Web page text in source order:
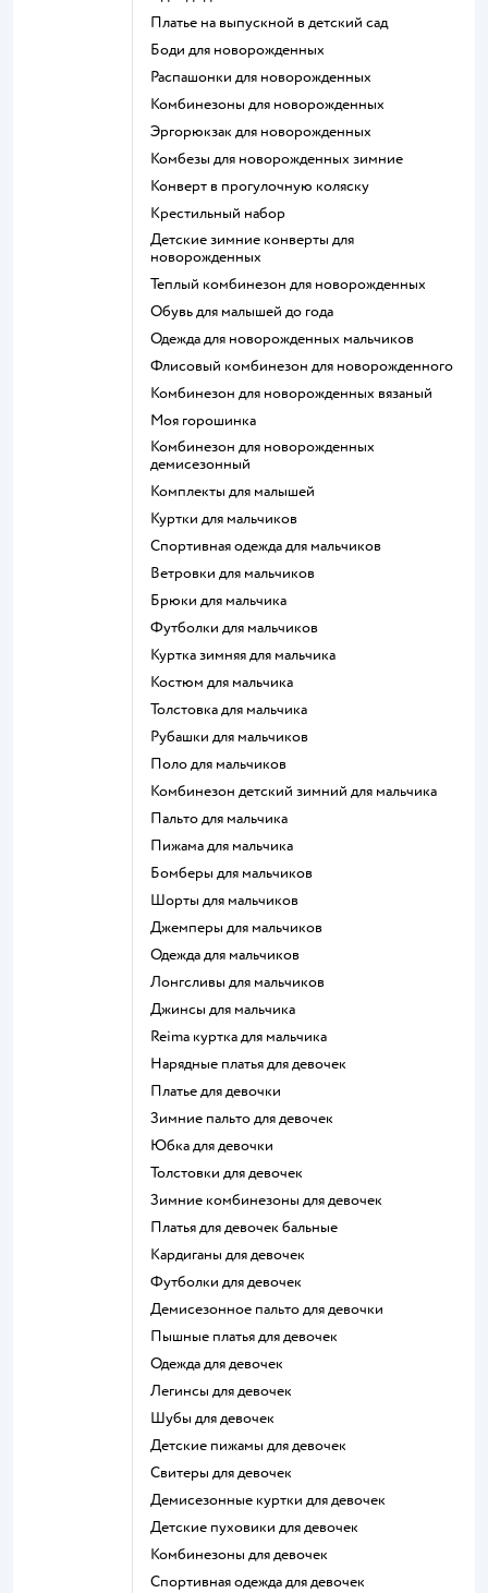
Платье на выпускной в детский сад
Боди для новорожденных
Распашонки для новорожденных
Комбинезоны для новорожденных
Эргорюкзак для новорожденных
Комбезы для новорожденных зимние
Конверт в прогулочную коляску
Крестильный набор
Детские зимние конверты для
новорожденных
Теплый комбинезон для новорожденных
Обувь для малышей до года
Одежда для новорожденных мальчиков
Флисовый комбинезон для новорожденного
Комбинезон для новорожденных вязаный
Моя горошинка
Комбинезон для новорожденных
демисезонный
Комплекты для малышей
Куртки для мальчиков
Спортивная одежда для мальчиков
Ветровки для мальчиков
Брюки для мальчика
Футболки для мальчиков
Куртка зимняя для мальчика
Костюм для мальчика
Толстовка для мальчика
Рубашки для мальчиков
Поло для мальчиков
Комбинезон детский зимний для мальчика
Пальто для мальчика
Пижама для мальчика
Бомберы для мальчиков
Шорты для мальчиков
Джемперы для мальчиков
Одежда для мальчиков
Лонгсливы для мальчиков
Джинсы для мальчика
Reima куртка для мальчика
Нарядные платья для девочек
Платье для девочки
Зимние пальто для девочек
Юбка для девочки
Толстовки для девочек
Зимние комбинезоны для девочек
Платья для девочек бальные
Кардиганы для девочек
Футболки для девочек
Демисезонное пальто для девочки
Пышные платья для девочек
Одежда для девочек
Легинсы для девочек
Шубы для девочек
Детские пижамы для девочек
Свитеры для девочек
Демисезонные куртки для девочек
Детские пуховики для девочек
Комбинезоны для девочек
Спортивная одежда для девочек